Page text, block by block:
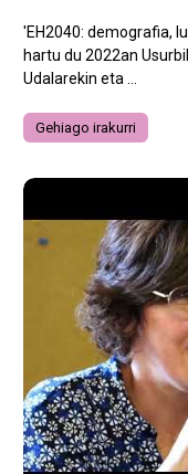
'EH2040: demografia,
hartu du 2022an
Udalarekin eta ...
Gehiago irakurri